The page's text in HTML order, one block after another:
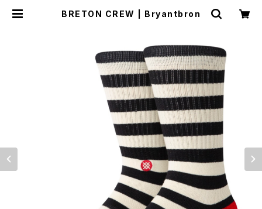
BRETON CREW | Bryantbron